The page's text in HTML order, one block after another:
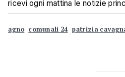
ricevi ogni mattina le notizie
agno comunali 24 patrizia